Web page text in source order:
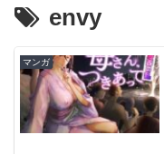
envy
マンガ